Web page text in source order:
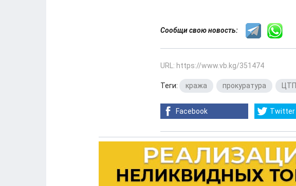
Сообщи свою новость:
URL: https://www.vb.kg/351474
Теги: кража прокуратура ЦТП
Facebook Twitter